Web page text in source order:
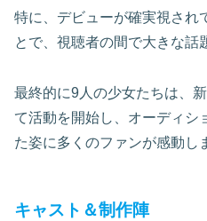
特に、デビューが確実視され
とで、視聴者の間で大きな話
最終的に9人の少女たちは、
て活動を開始し、オーディシ
た姿に多くのファンが感動し
キャスト＆制作陣